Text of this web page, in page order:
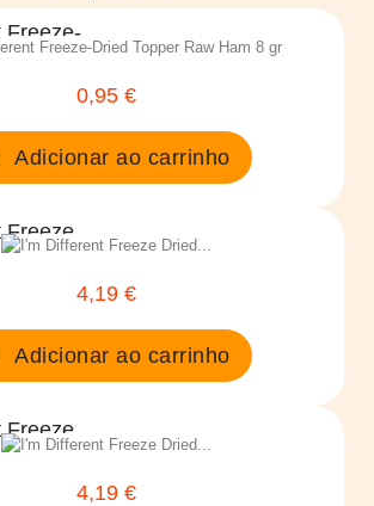
Freeze-
0,95 €
Adicionar ao carrinho
Freeze
4,19 €
Adicionar ao carrinho
Freeze
4,19 €